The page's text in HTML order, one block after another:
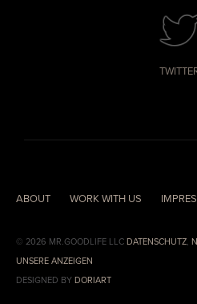
ABOUT WORK WITH US
© 2026 MR.GOODLIFE LLC DATENSCHUTZ,
UNSERE ANZEIGEN
DESIGNED BY DORIART